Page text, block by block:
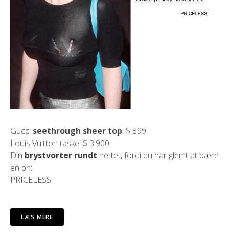
Gucci seethrough sheer top: $ 599
Louis Vuitton taske: $ 3.900
Din brystvorter rundt nettet, fordi du har glemt at bære
en bh:
PRICELESS
LÆS MERE